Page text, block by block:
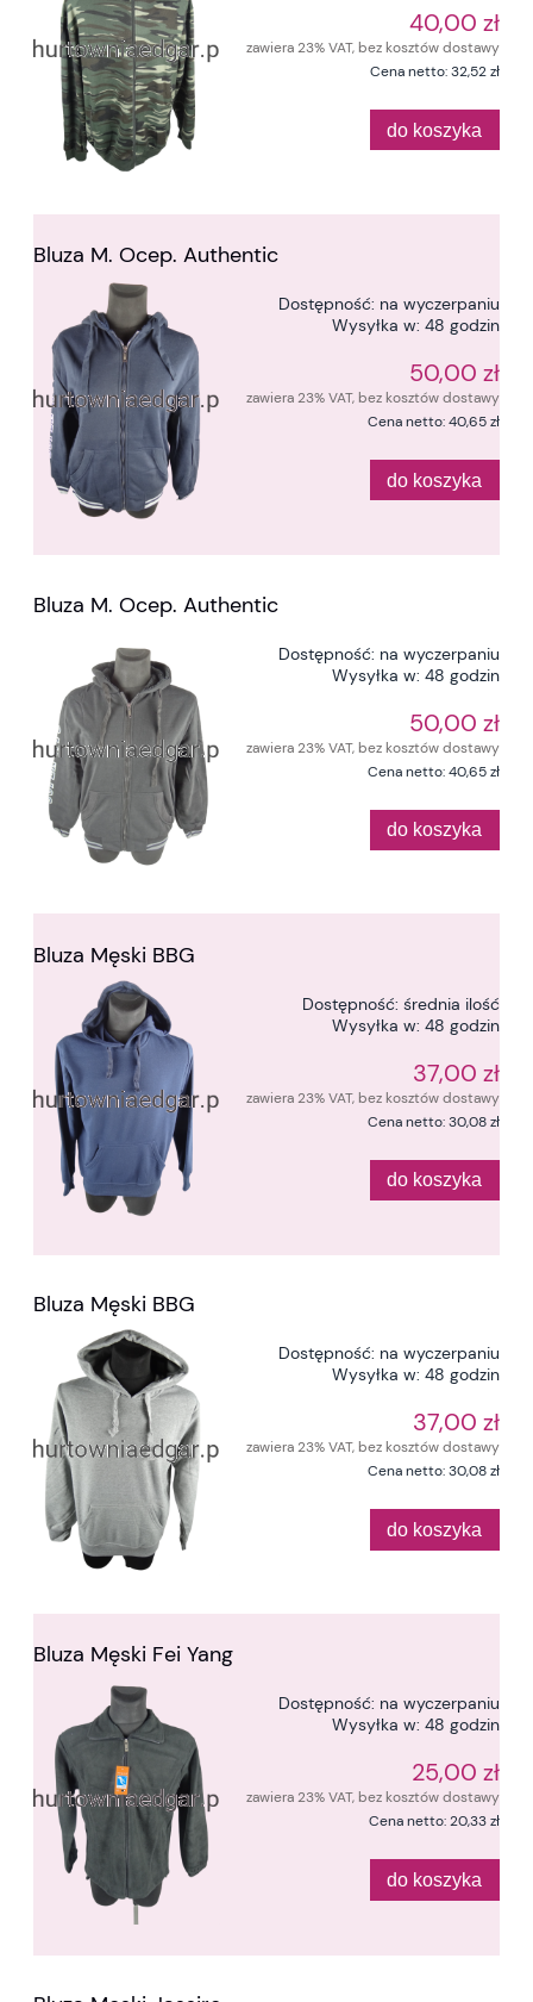
40,00 zł
zawiera 23% VAT, bez kosztów dostawy
Cena netto:32,52 zł
do koszyka
Bluza M. Ocep. Authentic
Dostępność: na wyczerpaniu
Wysyłka w: 48 godzin
50,00 zł
zawiera 23% VAT, bez kosztów dostawy
Cena netto:40,65 zł
do koszyka
Bluza M. Ocep. Authentic
Dostępność: na wyczerpaniu
Wysyłka w: 48 godzin
50,00 zł
zawiera 23% VAT, bez kosztów dostawy
Cena netto:40,65 zł
do koszyka
Bluza Męski BBG
Dostępność: średnia ilość
Wysyłka w: 48 godzin
37,00 zł
zawiera 23% VAT, bez kosztów dostawy
Cena netto:30,08 zł
do koszyka
Bluza Męski BBG
Dostępność: na wyczerpaniu
Wysyłka w: 48 godzin
37,00 zł
zawiera 23% VAT, bez kosztów dostawy
Cena netto:30,08 zł
do koszyka
Bluza Męski Fei Yang
Dostępność: na wyczerpaniu
Wysyłka w: 48 godzin
25,00 zł
zawiera 23% VAT, bez kosztów dostawy
Cena netto:20,33 zł
do koszyka